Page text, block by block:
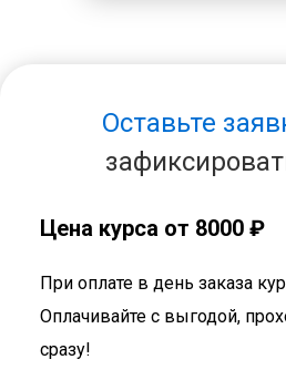
Оставьте
Цена курса от 8000 ₽
При оплате в день заказа
Оплачивайте с выгодой,
сразу!